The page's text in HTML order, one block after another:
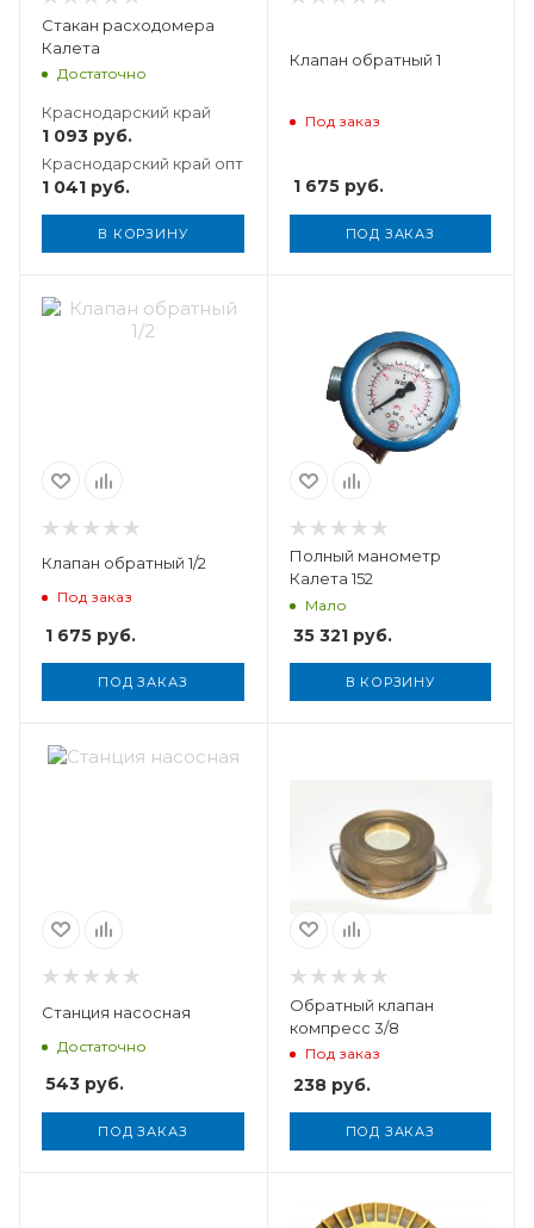
Стакан расходомера
Калета
Достаточно
Краснодарский край
1 093 руб.
Краснодарский край опт
1 041 руб.
В КОРЗИНУ
Клапан обратный 1
Под заказ
1 675руб.
ПОД ЗАКАЗ
Клапан обратный 1/2
Под заказ
1 675 руб.
ПОД ЗАКАЗ
Вес, кг
Полный манометр
Калета 152
Мало
35 321руб.
В КОРЗИНУ
Станция насосная
Достаточно
543 руб.
ПОД ЗАКАЗ
Обратный клапан
компресс 3/8
Под заказ
238руб.
ПОД ЗАКАЗ